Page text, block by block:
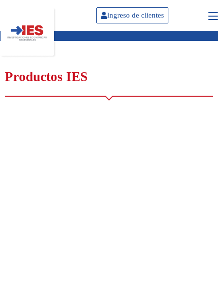
Ingreso de clientes
Productos IES